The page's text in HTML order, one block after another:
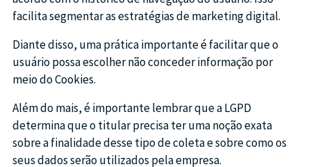
facilita segmentar as estratégias de marketing digital.
Diante disso, uma prática importante é facilitar que o
usuário possa escolher não conceder informação por
meio do Cookies.
Além do mais, é importante lembrar que a LGPD
determina que o titular precisa ter uma noção exata
sobre a finalidade desse tipo de coleta e sobre como os
seus dados serão utilizados pela empresa.